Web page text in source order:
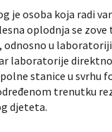
je osoba koja radi
oplodnja se zove
odnosno u
laboratorije
stanice u svrhu
trenutku
djeteta.